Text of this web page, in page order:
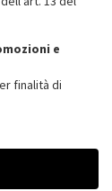
e
finalità di